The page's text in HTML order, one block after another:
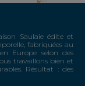
Saulaie édite et
fabriquées au
Europe selon des
travaillons bien et
Résultat : des